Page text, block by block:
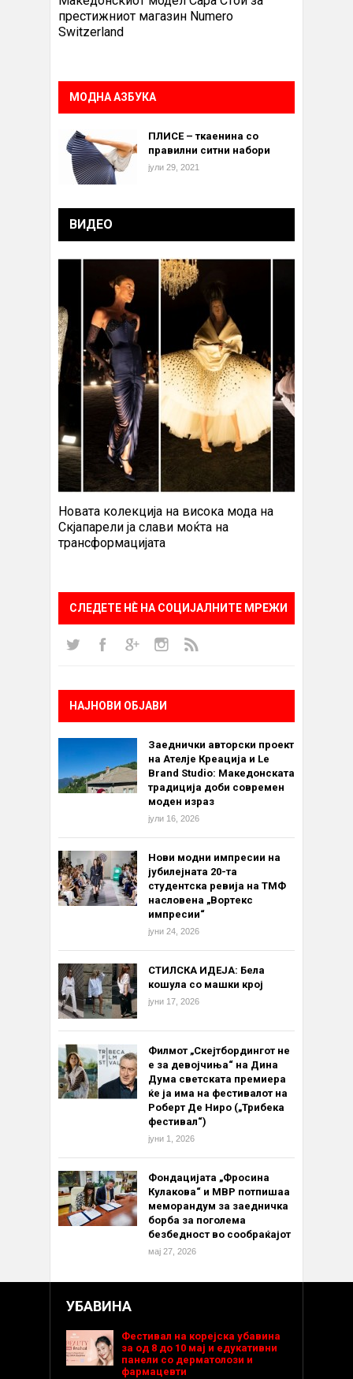
престижниот магазин Numero
Switzerland
МОДНА АЗБУКА
ПЛИСЕ – ткаенина со
правилни ситни набори
јули 29, 2021
ВИДЕО
Новата колекција на висока мода на
Скјапарели ја слави моќта на
трансформацијата
СЛЕДЕТЕ НÈ НА СОЦИЈАЛНИТЕ МРЕЖИ
НАЈНОВИ ОБЈАВИ
Заеднички авторски проект
на Ателје Креација и Le
Brand Studio: Македонската
традиција доби современ
моден израз
јули 16, 2026
Нови модни импресии на
јубилејната 20-та
студентска ревија на ТМФ
насловена „Вортекс
импресии“
јуни 24, 2026
СТИЛСКА ИДЕЈА: Бела
кошула со машки крој
јуни 17, 2026
Филмот „Скејтбордингот не
е за девојчиња“ на Дина
Дума светската премиера
ќе ја има на фестивалот на
Роберт Де Ниро („Трибека
фестивал“)
јуни 1, 2026
Фондацијата „Фросина
Кулакова“ и МВР потпишаа
меморандум за заедничка
борба за поголема
безбедност во сообраќајот
мај 27, 2026
УБАВИНА
Фестивал на корејска убавина
за од 8 до 10 мај и едукативни
панели со дерматолози и
фармацевти